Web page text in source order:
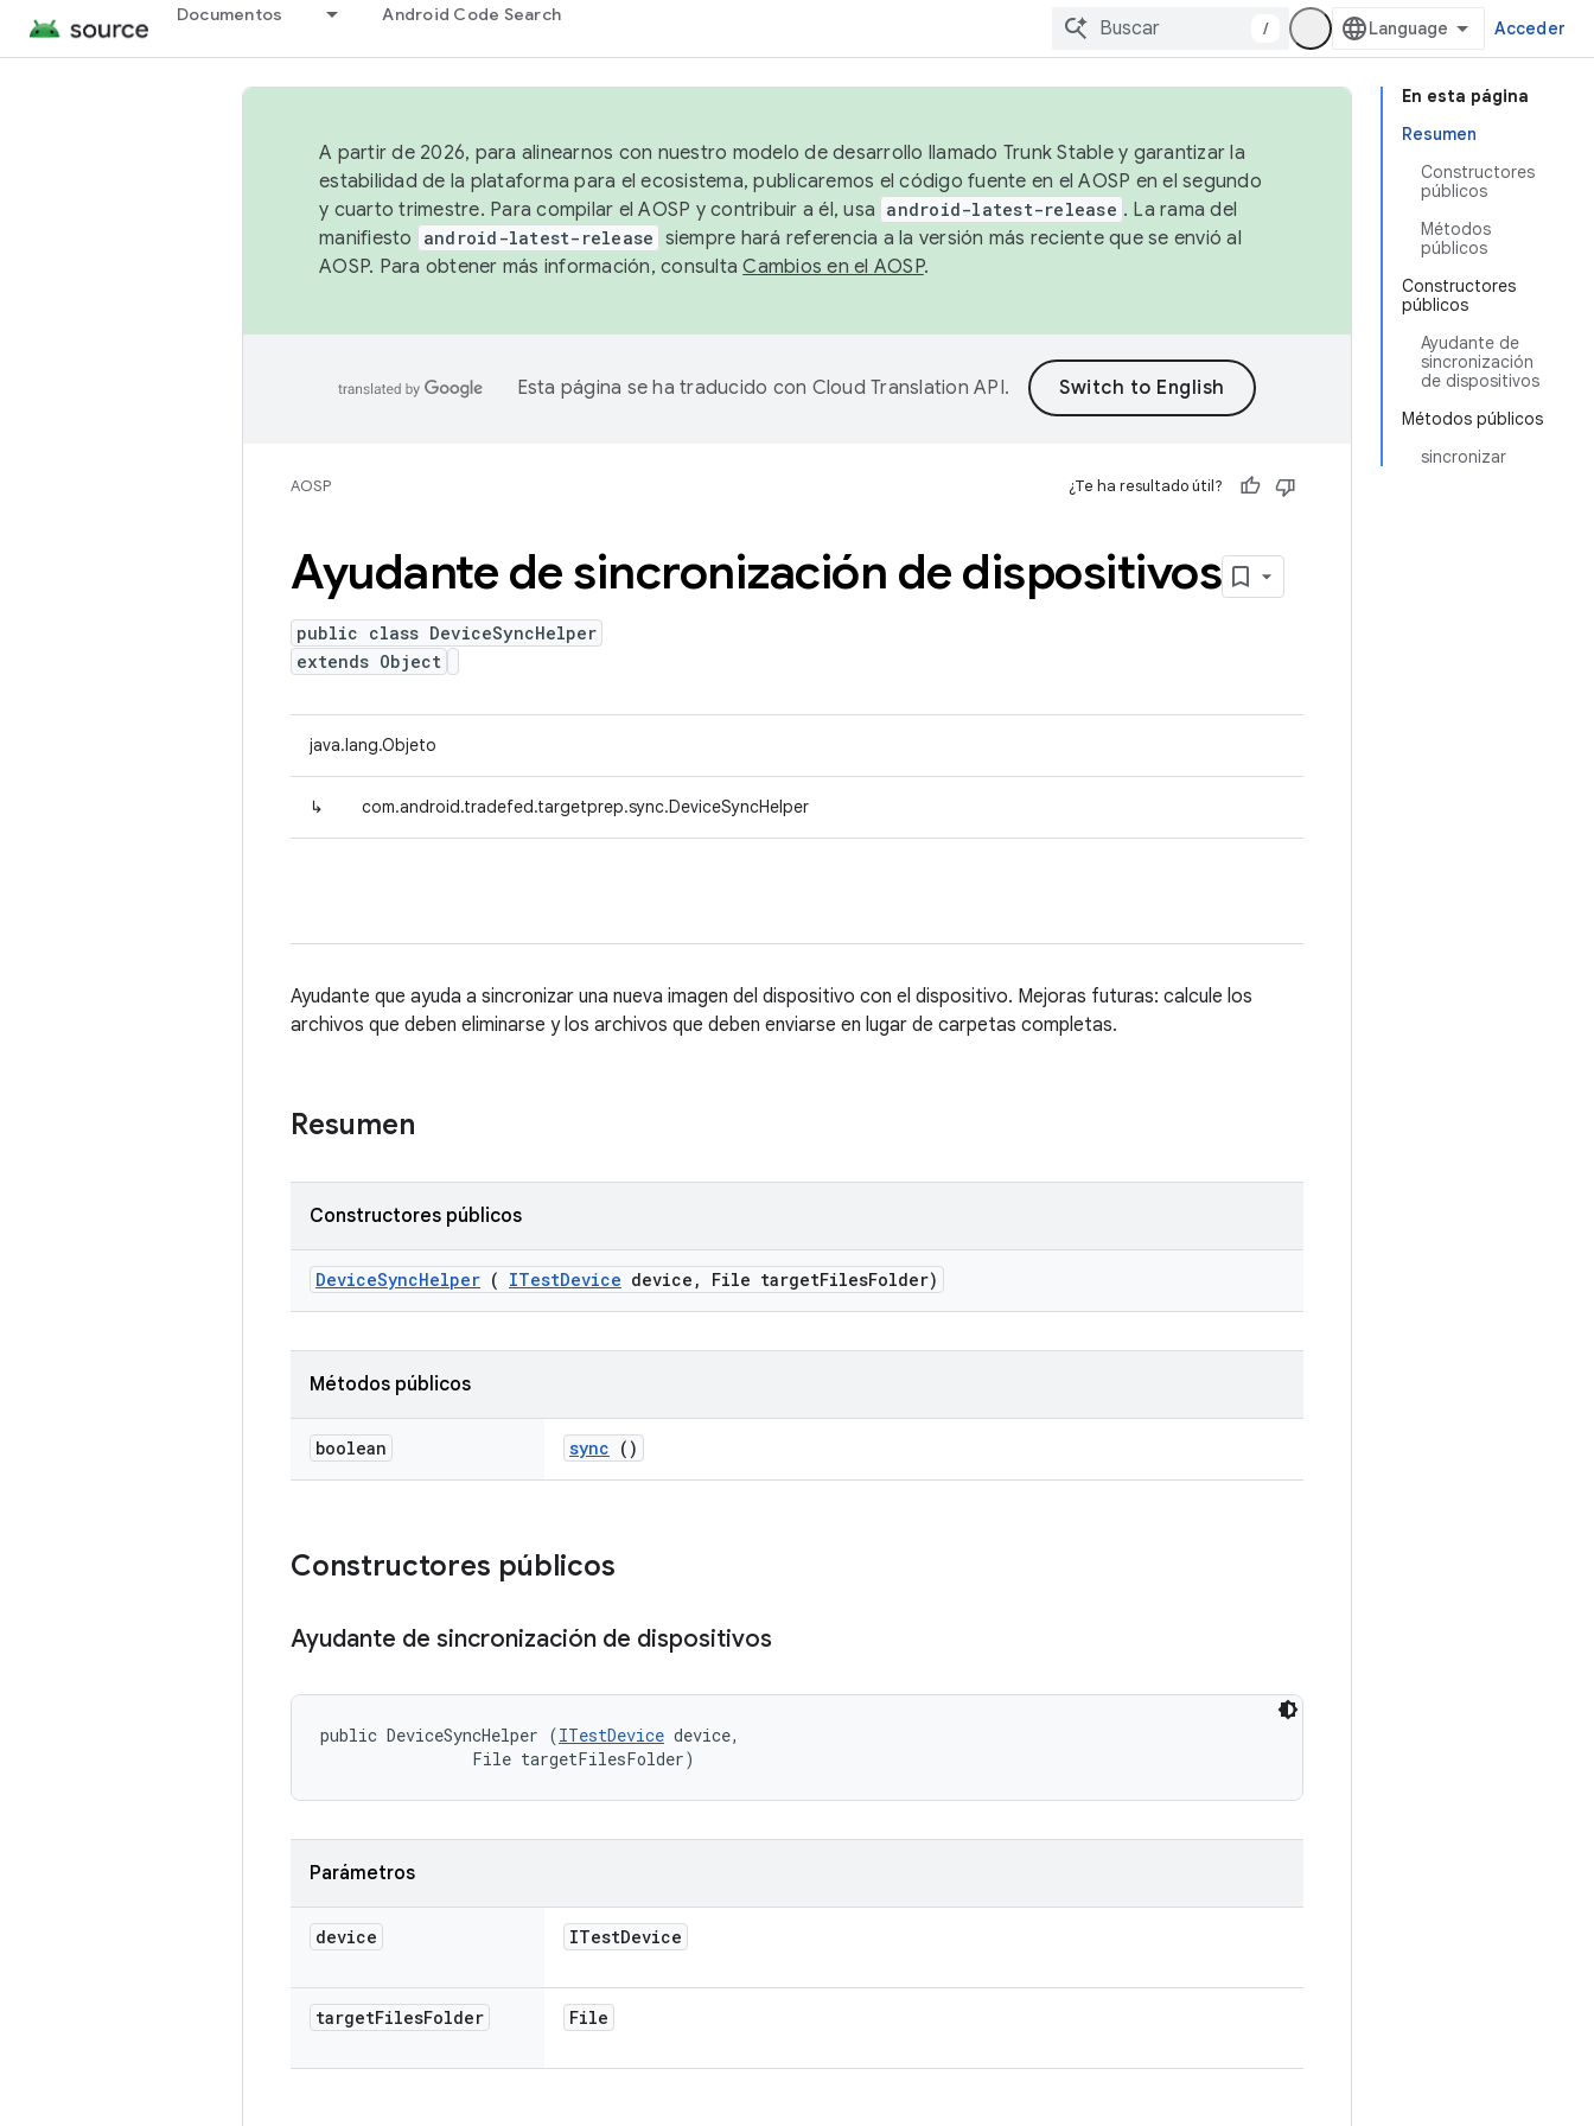
Documentos Android Code Search
/ Acceder
En esta página
Resumen
Constructores
públicos
Métodos
públicos
Constructores
públicos
Ayudante de
sincronización
de dispositivos
Métodos públicos
sincronizar
A partir de 2026, para alinearnos con nuestro modelo de desarrollo llamado Trunk Stable y garantizar la
estabilidad de la plataforma para el ecosistema, publicaremos el código fuente en el AOSP en el segundo
y cuarto trimestre. Para compilar el AOSP y contribuir a él, usa android-latest-release . La rama del
manifiesto
android-latest-release siempre hará referencia a la versión más reciente que se envió al
AOSP. Para obtener más información, consultaCambios en el AOSP.
Esta página se ha traducido con Cloud Translation API.
AOSP ¿Te ha resultado útil?
Ayudante de sincronización de dispositivos
public class DeviceSyncHelper
extends Object
java.lang.Objeto
↳ com.android.tradefed.targetprep.sync.DeviceSyncHelper
Ayudante que ayuda a sincronizar una nueva imagen del dispositivo con el dispositivo. Mejoras futuras: calcule los
archivos que deben eliminarse y los archivos que deben enviarse en lugar de carpetas completas.
Resumen
Constructores públicos
DeviceSyncHelper ( ITestDevice device , File targetFilesFolder)
Métodos públicos
boolean sync ()
Constructores públicos
Ayudante de sincronización de dispositivos
public DeviceSyncHelper (ITestDevice device,
                File targetFilesFolder)
Parámetros
device ITestDevice
targetFilesFolder File